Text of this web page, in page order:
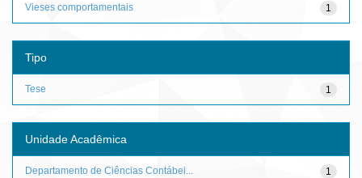
1
Vieses comportamentais
Tipo
1
Tese
Unidade Acadêmica
1
Departamento de Ciências Contábei...